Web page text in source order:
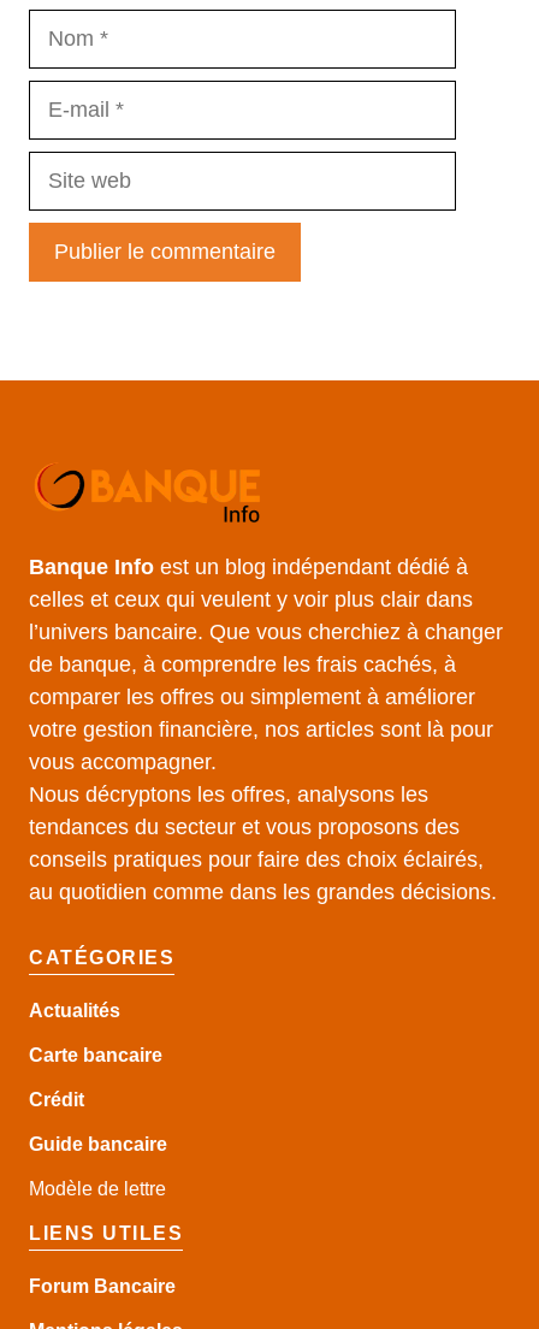
Site
Banque Info est un blog indépendant dédié à
celles et ceux qui veulent y voir plus clair dans
l’univers bancaire. Que vous cherchiez à changer
de banque, à comprendre les frais cachés, à
comparer les offres ou simplement à améliorer
votre gestion financière, nos articles sont là pour
vous accompagner.
Nous décryptons les offres, analysons les
tendances du secteur et vous proposons des
conseils pratiques pour faire des choix éclairés,
au quotidien comme dans les grandes décisions.
CATÉGORIES
Actualités
Carte bancaire
Crédit
Guide bancaire
Modèle de lettre
LIENS UTILES
Forum Bancaire